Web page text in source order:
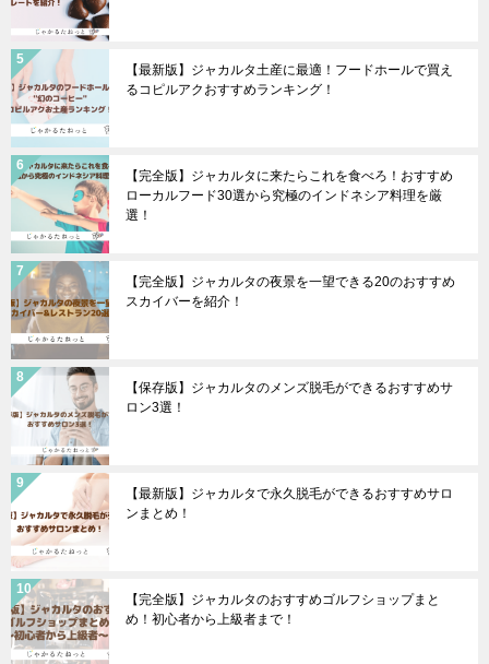
【最新版】ジャカルタ土産に最適！フードホールで買え
るコピルアクおすすめランキング！
【完全版】ジャカルタに来たらこれを食べろ！おすすめ
ローカルフード30選から究極のインドネシア料理を厳
選！
【完全版】ジャカルタの夜景を一望できる20のおすすめ
スカイバーを紹介！
【保存版】ジャカルタのメンズ脱毛ができるおすすめサ
ロン3選！
【最新版】ジャカルタで永久脱毛ができるおすすめサロ
ンまとめ！
【完全版】ジャカルタのおすすめゴルフショップまと
め！初心者から上級者まで！